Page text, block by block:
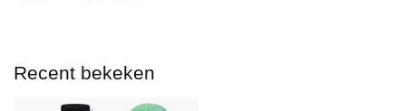
Recent bekeken